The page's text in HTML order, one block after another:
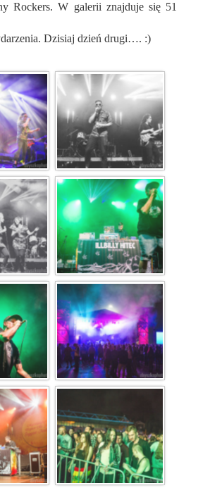
Rockers. W galerii znajduje się 51
Dzisiaj dzień drugi…. :)